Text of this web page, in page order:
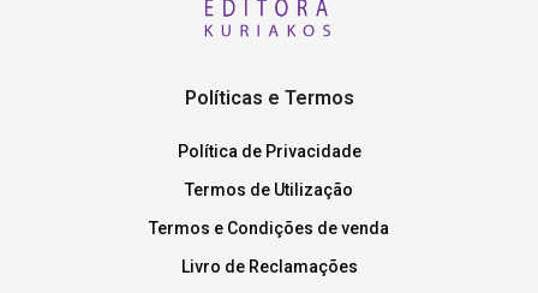
Políticas e Termos
Política de Privacidade
Termos de Utilização
Termos e Condições de venda
Livro de Reclamações